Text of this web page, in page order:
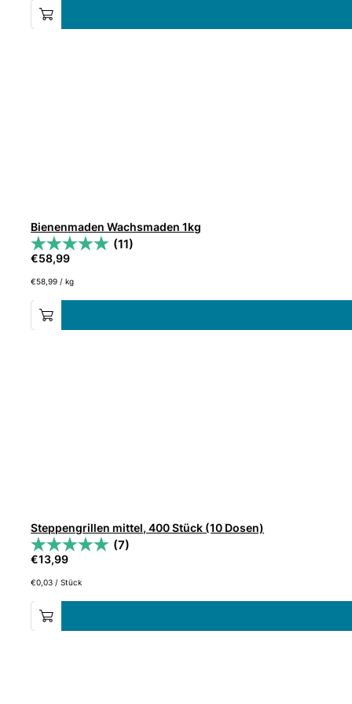
Bienenmaden Wachsmaden 1kg
(11)
€58,99
€58,99 /kg
Steppengrillen mittel, 400 Stück (10 Dosen)
(7)
€13,99
€0,03 /Stück